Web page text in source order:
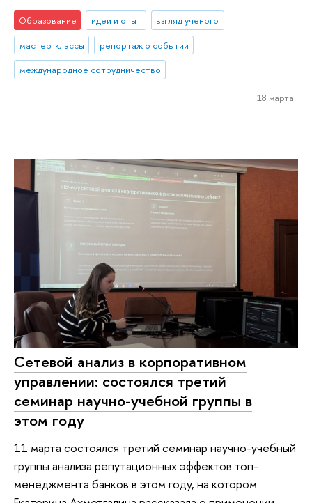
Образование идеи и опыт
взгляд ученого
мастер-классы
репортаж о событии
международное сотрудничество
18 марта
Сетевой анализ в корпоративном
управлении: состоялся третий
семинар научно-учебной группы в
этом году
11 марта состоялся третий семинар научно-учебный
группы анализа репутационных эффектов топ-
менеджмента банков в этом году, на котором